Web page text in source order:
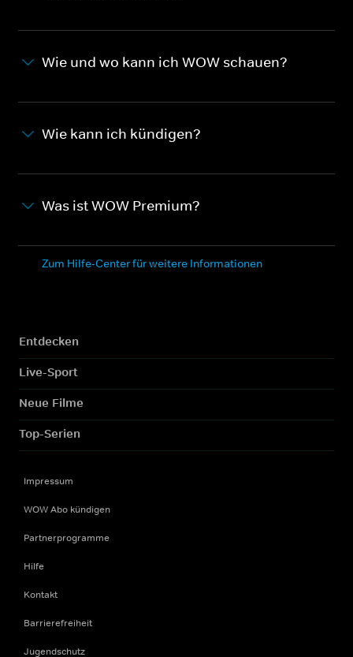
Wie und wo kann ich WOW schauen?
Wie kann ich kündigen?
Was ist WOW Premium?
Zum Hilfe-Center für weitere Informationen
Entdecken
Live-Sport
Neue Filme
Top-Serien
Impressum
WOW Abo kündigen
Partnerprogramme
Hilfe
Kontakt
Barrierefreiheit
Jugendschutz